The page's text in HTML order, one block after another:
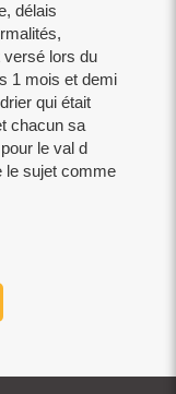
délais
versé lors du
1 mois et demi
qui était
chacun sa
le val d
le sujet comme